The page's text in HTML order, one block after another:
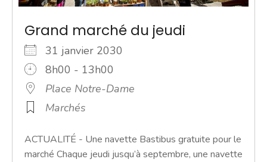
Grand marché du jeudi
31 janvier 2030
8h00 - 13h00
Place Notre-Dame
Marchés
ACTUALITÉ - Une navette Bastibus gratuite pour le
marché Chaque jeudi jusqu’à septembre, une navette